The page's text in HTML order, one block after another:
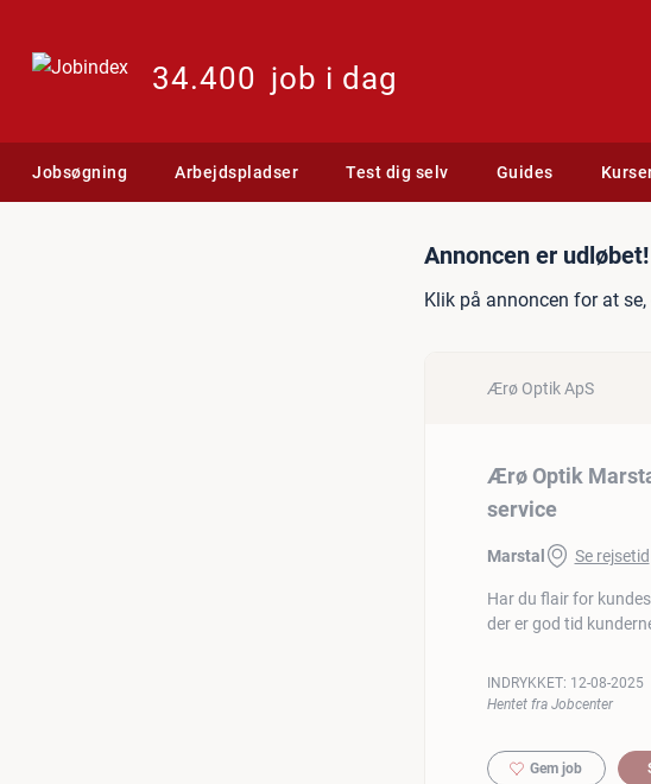
34.400 job i dag
Jobsøgning Arbejdspladser Test dig selv Guides
Jobannonce: Ærø OptikAnnoncen er udløbet!
Klik på annoncen for at
Ærø Optik ApS
Ærø Optik
service
Marstal Se rejsetid
Har du flair for
der er god tid
INDRYKKET: 12-08-2025
Hentet fra Jobcenter
Gem job